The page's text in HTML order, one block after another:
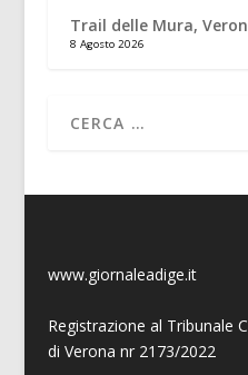
Trail delle Mura,
8 Agosto 2026
www.giornaleadige.it
Registrazione al Tribunale
di Verona nr 2173/2022